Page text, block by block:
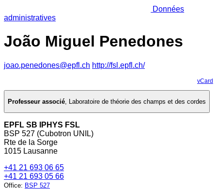
Données
administratives
João Miguel Penedones
joao.penedones@epfl.ch http://fsl.epfl.ch/
vCard
Professeur associé, Laboratoire de théorie des champs et des cordes
EPFL SB IPHYS FSL
BSP 527 (Cubotron UNIL)
Rte de la Sorge
1015 Lausanne
+41 21 693 06 65
+41 21 693 05 66
Office: BSP 527